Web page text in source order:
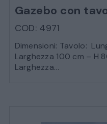
SALE DA
Gazebo con
COD: 4971
Dimensioni: Tavolo:
Larghezza 100 cm – H
Larghezza...